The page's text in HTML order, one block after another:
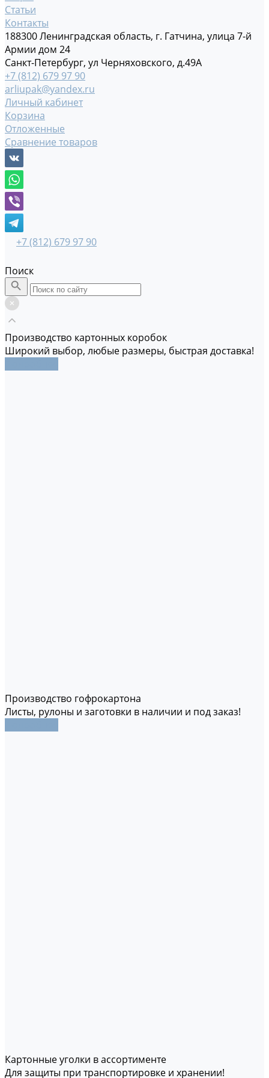
Статьи
Контакты
188300 Ленинградская область, г. Гатчина, улица 7-й
Армии дом 24
Санкт-Петербург, ул Черняховского, д.49А
+7 (812) 679 97 90
arliupak@yandex.ru
Личный кабинет
Корзина
Отложенные
Сравнение товаров
+7 (812) 679 97 90
Поиск
Производство картонных коробок
Широкий выбор, любые размеры, быстрая доставка!
Производство гофрокартона
Листы, рулоны и заготовки в наличии и под заказ!
Картонные уголки в ассортименте
Для защиты при транспортировке и хранении!